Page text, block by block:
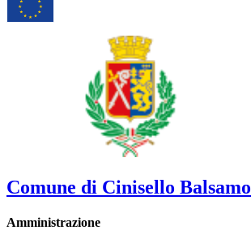
Comune di Cinisello Balsamo
Amministrazione